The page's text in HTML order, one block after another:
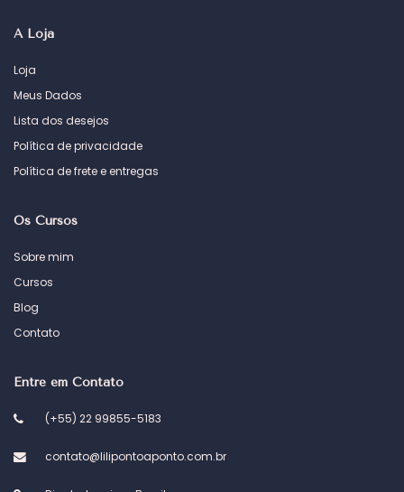
A Loja
Loja
Meus Dados
Lista dos desejos
Política de privacidade
Política de frete e entregas
Os Cursos
Sobre mim
Cursos
Blog
Contato
Entre em Contato
(+55) 22 99855-5183
contato@lilipontoaponto.com.br